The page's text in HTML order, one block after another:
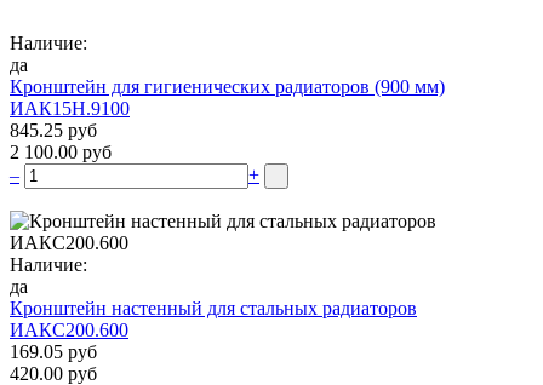
Наличие:
да
Кронштейн для гигиенических радиаторов (900 мм)
ИАК15Н.9100
845.25 руб
2 100.00 руб
–
+
Наличие:
да
Кронштейн настенный для стальных радиаторов
ИАКС200.600
169.05 руб
420.00 руб